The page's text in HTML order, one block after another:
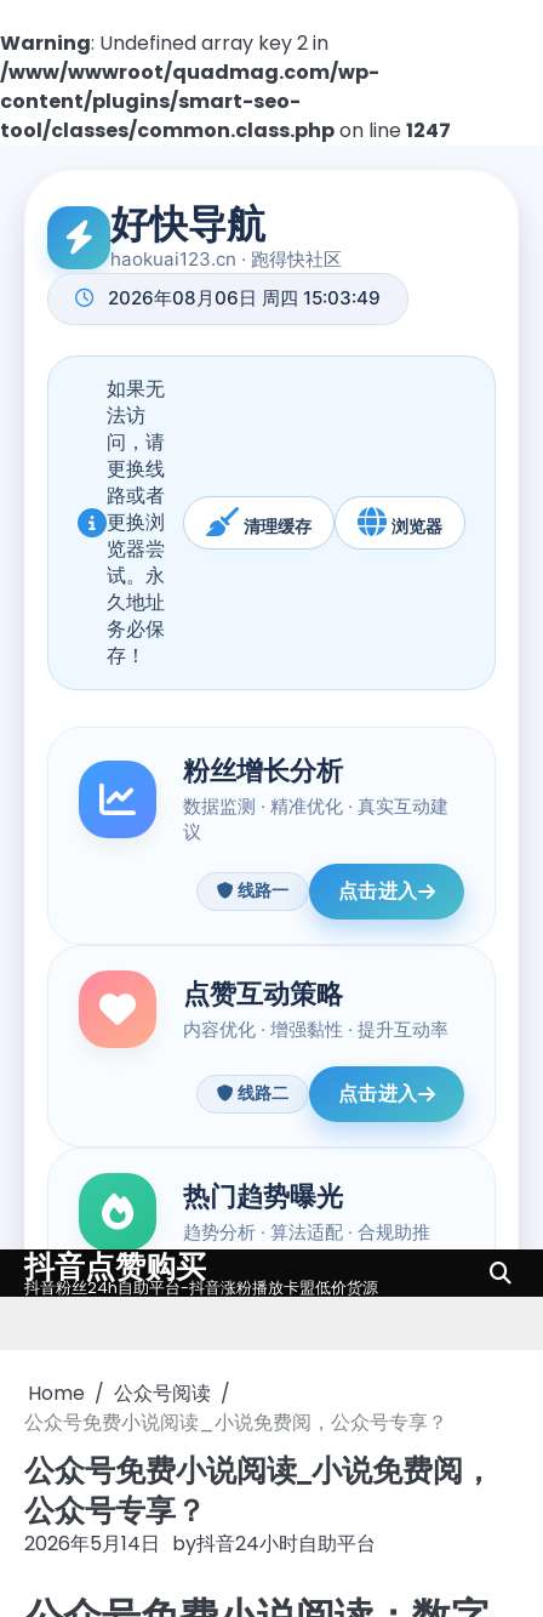
Warning: Undefined array key 2 in
/www/wwwroot/quadmag.com/wp-
content/plugins/smart-seo-
tool/classes/common.class.phpon line1247
Skip
to
抖音点赞购买
抖音粉丝24h自助平台-抖音涨粉播放卡盟低价货源
Home
公众号阅读
公众号免费小说阅读_小说免费阅，公众号专享？
公众号免费小说阅读_小说免费阅，
公众号专享？
2026年5月14日 by抖音24小时自助平台